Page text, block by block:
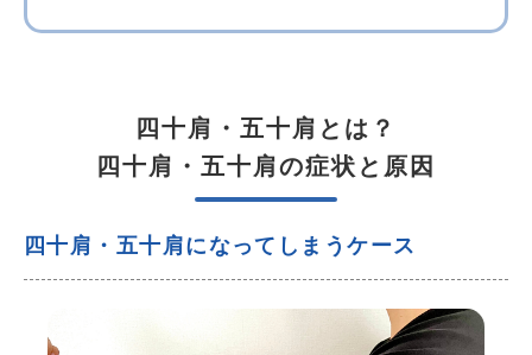
四十肩・五十肩とは？
四十肩・五十肩の症状と原因
四十肩・五十肩になってしまうケース